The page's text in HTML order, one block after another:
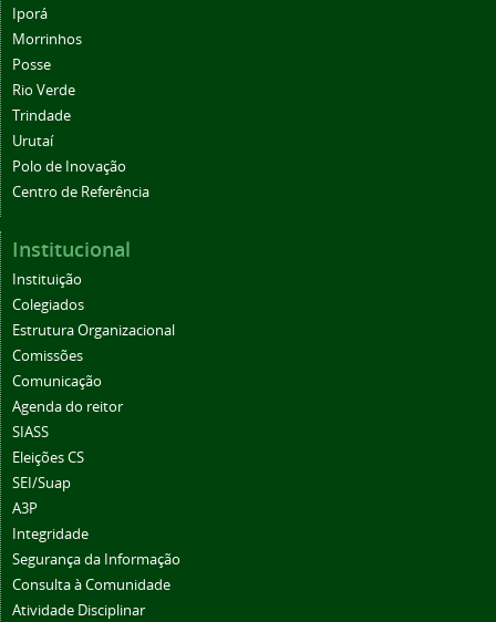
Iporá
Morrinhos
Posse
Rio Verde
Trindade
Urutaí
Polo de Inovação
Centro de Referência
Institucional
Instituição
Colegiados
Estrutura Organizacional
Comissões
Comunicação
Agenda do reitor
SIASS
Eleições CS
SEI/Suap
A3P
Integridade
Segurança da Informação
Consulta à Comunidade
Atividade Disciplinar